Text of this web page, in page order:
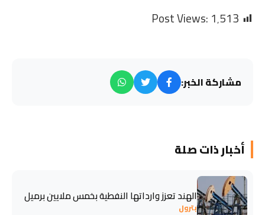
Post Views:1٬513
مشاركة الخبر:
أخبار ذات صلة
الهند تعزز وارداتها النفطية بخمس ملايين برميل
بترول